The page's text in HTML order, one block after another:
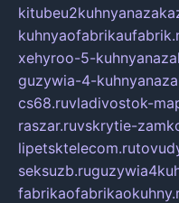
xehyroo-5-
guzywia-4-
cs68.ruvladivostok-
raszar.ruvskrytie-
lipetsktelecom.ru
seksuzb.ru